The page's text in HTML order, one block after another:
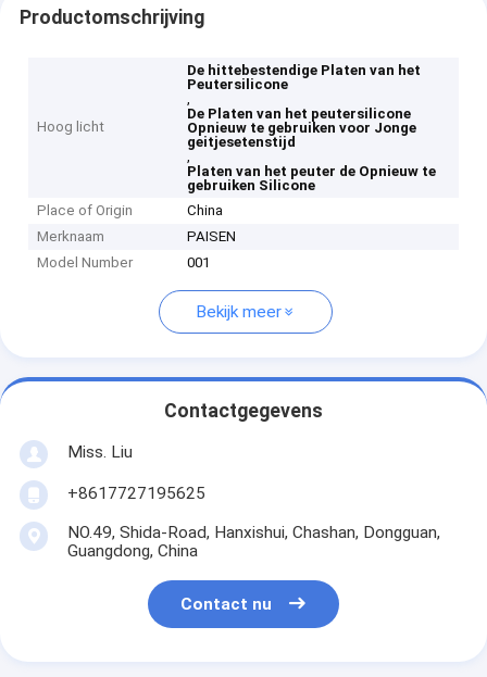
Productomschrijving
Hoog licht
De hittebestendige Platen van het
Peutersilicone
,
De Platen van het peutersilicone
Opnieuw te gebruiken voor Jonge
geitjesetenstijd
,
Platen van het peuter de Opnieuw te
gebruiken Silicone
Place of Origin
China
Merknaam
PAISEN
Model Number
001
Bekijk meer
Contactgegevens
Miss. Liu
+8617727195625
NO.49, Shida-Road, Hanxishui, Chashan, Dongguan,
Guangdong, China
Contact nu